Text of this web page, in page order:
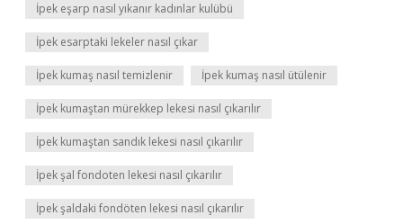
İpek eşarp nasıl yıkanır kadınlar kulübü
İpek esarptaki lekeler nasıl çıkar
İpek kumaş nasıl temizlenir İpek kumaş nasıl ütülenir
İpek kumaştan mürekkep lekesi nasıl çıkarılır
İpek kumaştan sandık lekesi nasıl çıkarılır
İpek şal fondoten lekesi nasıl çıkarılır
İpek şaldaki fondöten lekesi nasıl çıkarılır